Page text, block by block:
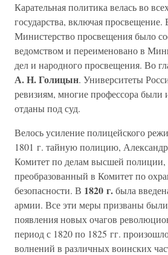
Карательная политика велась во
государства, включая просвещение.
Министерство просвещения было
ведомством и переименовано в
дел и народного просвещения. Во
А. Н. Голицын. Университеты
ревизиям, многие профессора были
отданы под суд.
Велось усиление полицейского
1801 г. тайную полицию,
Комитет по делам высшей полиции,
преобразованный в Комитет по
безопасности. В 1820 г.была
армии. Все эти меры призваны
появления новых очагов
период с 1820 по 1825 гг.
волнений в различных воинских